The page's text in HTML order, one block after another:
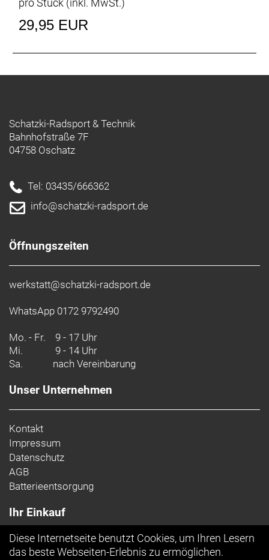
pro Stück (inkl. MwSt.)
29,95 EUR
Schatzki-Radsport & Technik
Bahnhofstraße 7F
04758 Oschatz
Tel: 03435/666362
info@schatzki-radsport.de
Öffnungszeiten
werkstatt@schatzki-radsport.de
WhatsApp 0172 9792490
Mo. - Fr. 9 - 17 Uhr
Mi.
9 - 14 Uhr
Sa.
nach Vereinbarung
Unser Unternehmen
Kontakt
Impressum
Datenschutz
AGB
Batterieentsorgung
Ihr Einkauf
Top Artikel
Diese Internetseite benutzt Cookies, um Ihren Lesern
das beste Webseiten-Erlebnis zu ermöglichen.